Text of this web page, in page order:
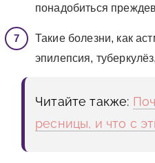
понадобиться
Такие болезни, как
эпилепсия,
Читайте также:
ресницы, и что с